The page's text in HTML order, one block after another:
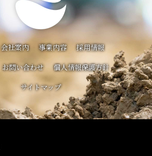
会社案内 事業内容
採用情報
お問い合わせ
個人情報保護方針
サイトマップ